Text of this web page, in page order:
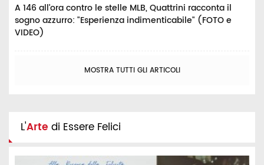
A 146 all’ora contro le stelle MLB, Quattrini racconta il
sogno azzurro: "Esperienza indimenticabile" (FOTO e
VIDEO)
MOSTRA TUTTI GLI ARTICOLI
L'Arte di Essere Felici